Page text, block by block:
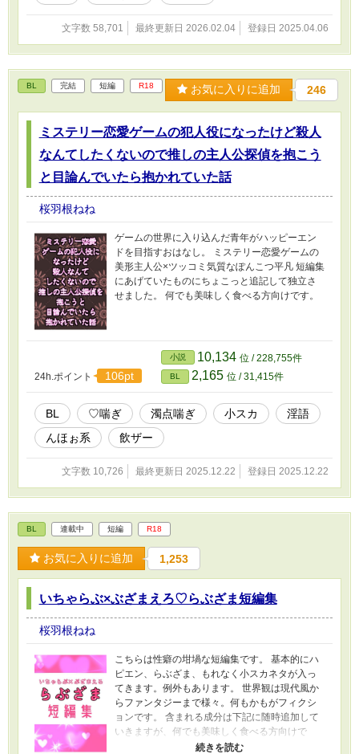
文字数 58,701 最終更新日 2026.02.04 登録日 2025.04.06
BL 完結 短編 R18 お気に入りに追加 246
ミステリー恋愛ゲームの犯人役になったけど殺人
なんてしたくないので推しの主人公探偵を抱こう
と目論んでいたら抱かれていた話
桜羽根ねね
ゲームの世界に入り込んだ青年がハッピーエン
ドを目指すおはなし。 ミステリー恋愛ゲームの
美形主人公×ツッコミ気質なぽんこつ平凡 短編集
にあげていたものにちょこっと追記して独立さ
せました。 何でも美味しく食べる方向けです。
24h.ポイント 106pt
小説 10,134 位 / 228,755件
BL 2,165 位 / 31,415件
BL ♡喘ぎ 濁点喘ぎ 小スカ
淫語
んほぉ系
飲ザー
文字数 10,726 最終更新日 2025.12.22 登録日 2025.12.22
BL 連載中 短編 R18
お気に入りに追加 1,253
いちゃらぶ×ぶざまえろ♡らぶざま短編集
桜羽根ねね
こちらは性癖の坩堝な短編集です。 基本的にハ
ピエン、らぶざま、もれなく小スカネタが入っ
てきます。例外もあります。 世界観は現代風か
らファンタジーまで様々。何もかもがフィクシ
ョンです。 含まれる成分は下記に随時追加して
いきますが、何でも美味しく食べる方向けで
す。 ⚠成分⚠ 小スカ(おもらし・イキション・う